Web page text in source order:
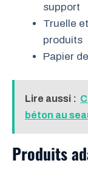
support
Truelle
produits
Papier
Lire aussi :
béton au
Produits